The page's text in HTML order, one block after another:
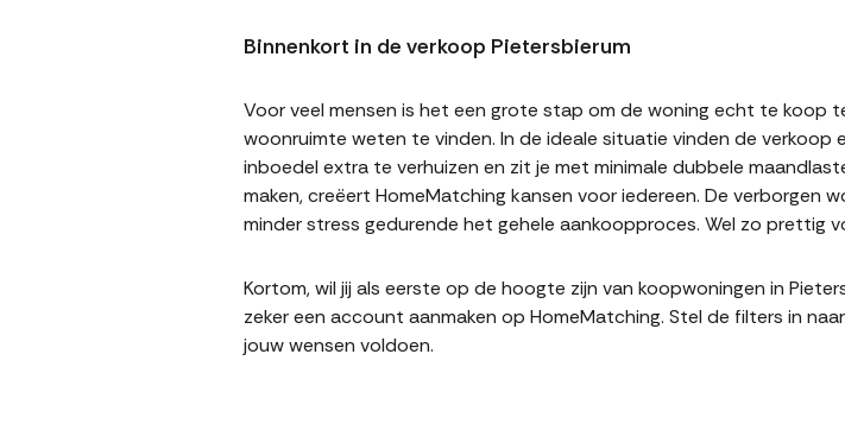
Binnenkort in de verkoop Pietersbierum
Voor veel mensen is het een grote stap om de woning echt te koop
woonruimte weten te vinden. In de ideale situatie vinden de verkoop
inboedel extra te verhuizen en zit je met minimale dubbele
maken, creëert HomeMatching kansen voor iedereen. De verborgen
minder stress gedurende het gehele aankoopproces. Wel zo prettig
Kortom, wil jij als eerste op de hoogte zijn van koopwoningen in
zeker een account aanmaken op HomeMatching. Stel de filters in
jouw wensen voldoen.